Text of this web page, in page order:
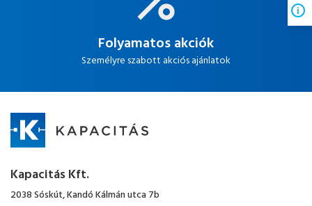
Folyamatos akciók
Személyre szabott akciós ajánlatok
Kapacitás Kft.
2038 Sóskút, Kandó Kálmán utca 7b